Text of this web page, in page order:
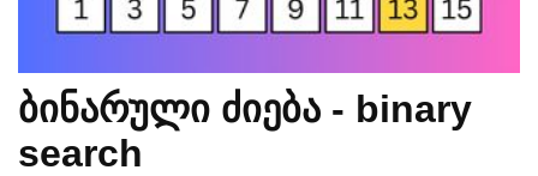
ბინარული ძიება - binary
search